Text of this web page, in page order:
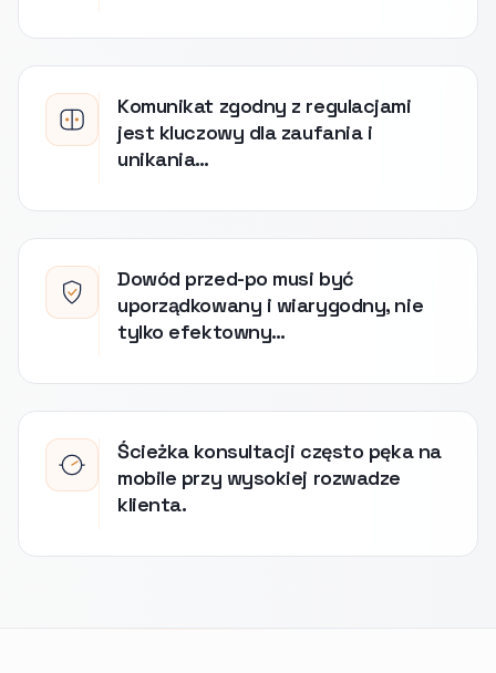
Komunikat zgodny z regulacjami
jest kluczowy dla zaufania i
unikania…
Dowód przed-po musi być
uporządkowany i wiarygodny, nie
tylko efektowny…
Ścieżka konsultacji często pęka na
mobile przy wysokiej rozwadze
klienta.